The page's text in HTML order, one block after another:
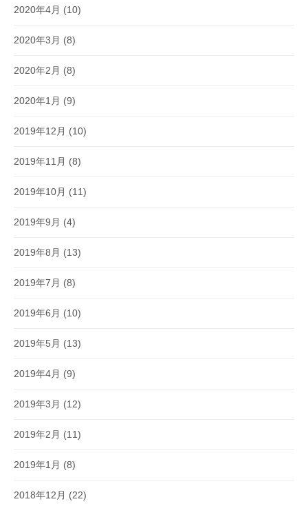
2020年4月 (10)
2020年3月 (8)
2020年2月 (8)
2020年1月 (9)
2019年12月 (10)
2019年11月 (8)
2019年10月 (11)
2019年9月 (4)
2019年8月 (13)
2019年7月 (8)
2019年6月 (10)
2019年5月 (13)
2019年4月 (9)
2019年3月 (12)
2019年2月 (11)
2019年1月 (8)
2018年12月 (22)